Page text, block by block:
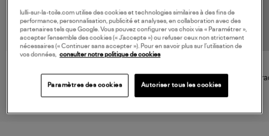
40,00 €
40,00 €
lulli-sur-la-toile.com utilise des cookies et technologies similaires à des fins de
performance, personnalisation, publicité et analyses, en collaboration avec des
partenaires tels que Google. Vous pouvez configurer vos choix via « Paramétrer »,
accepter l’ensemble des cookies (« J’accepte ») ou refuser ceux non strictement
nécessaires (« Continuer sans accepter »). Pour en savoir plus sur l’utilisation de
vos données,
consulter notre politique de cookies
Paramètres des cookies Autoriser tous les cookies